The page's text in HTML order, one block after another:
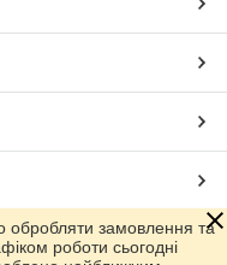
обробляти замовлення та
роботи сьогодні